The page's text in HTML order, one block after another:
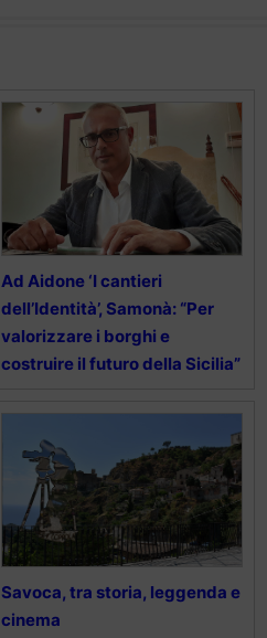
Ad Aidone ‘I cantieri
dell’Identità’, Samonà: “Per
valorizzare i borghi e
costruire il futuro della Sicilia”
Savoca, tra storia, leggenda e
cinema